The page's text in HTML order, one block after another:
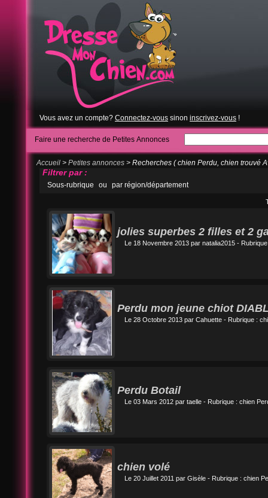
Vous avez un compte? Connectez-vous sinon inscrivez-vous !
Faire une recherche de Petites Annonces
Accueil > Petites annonces > Recherches ( chien Perdu, chien trouvé
Filtrer par :
Sous-rubrique ou par région/département
jolies superbes 2 filles et 2
Le 18 Novembre 2013 par natalia2015 -
Perdu mon jeune chiot
Le 28 Octobre 2013 par Cahuette - Rubrique :
Perdu Botail
Le 03 Mars 2012 par taelle - Rubrique : chien
chien volé
Le 20 Juillet 2011 par Gisèle - Rubrique : chien